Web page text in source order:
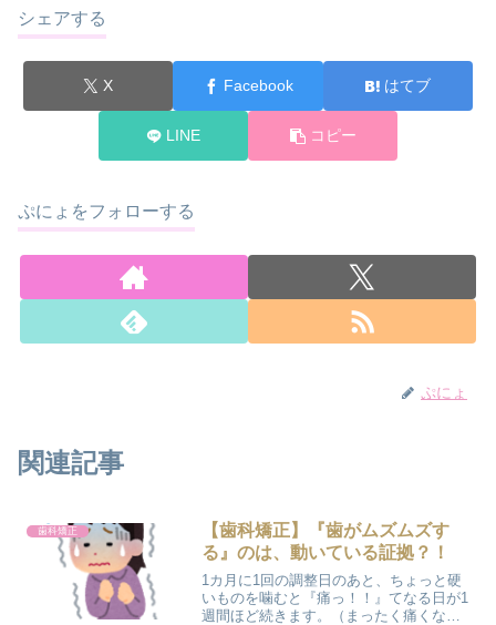
シェアする
X Facebook はてブ
LINE コピー
ぷにょをフォローする
ぷにょ
関連記事
歯科矯正
【歯科矯正】『歯がムズムズす
る』のは、動いている証拠？！
1カ月に1回の調整日のあと、ちょっと硬
いものを噛むと『痛っ！！』てなる日が1
週間ほど続きます。（まったく痛くない